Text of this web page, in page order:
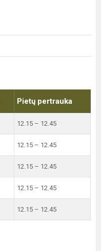
Pietų pertrauka
12.15 – 12.45
12.15 – 12.45
12.15 – 12.45
12.15 – 12.45
12.15 – 12.45